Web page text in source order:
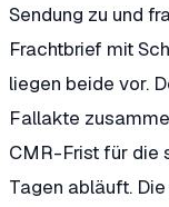
Sendung zu und
Frachtbrief mit
liegen beide vor.
Fallakte
CMR-Frist für die
Tagen abläuft.